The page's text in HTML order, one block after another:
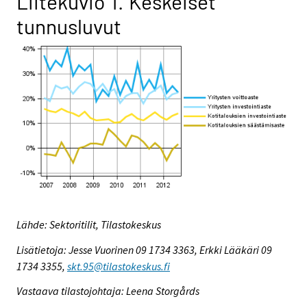
tunnusluvut
Lähde: Sektoritilit, Tilastokeskus
Lisätietoja: Jesse Vuorinen 09 1734 3363, Erkki Lääkäri 09
1734 3355, skt.95@tilastokeskus.fi
Vastaava tilastojohtaja: Leena Storgårds